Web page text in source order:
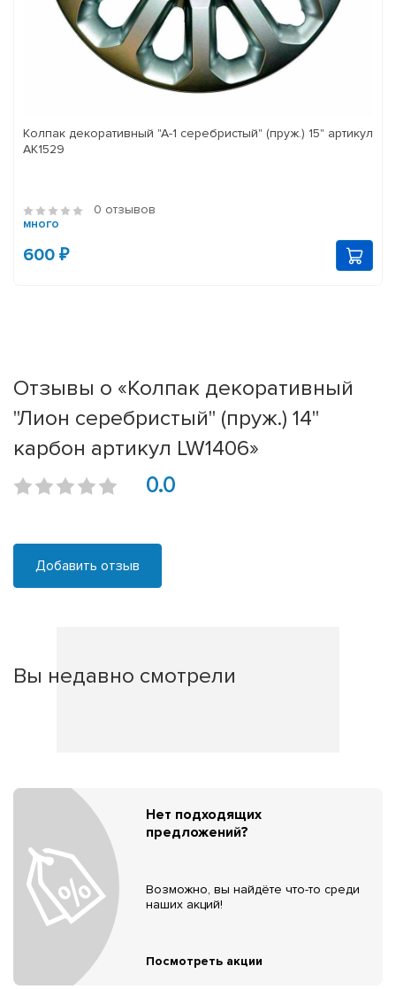
Колпак декоративный "А-1 серебристый" (пруж.) 15" артикул
АК1529
0 отзывов
много
600 ₽
Отзывы о «Колпак декоративный
"Лион серебристый" (пруж.) 14"
карбон артикул LW1406»
0.0
Добавить отзыв
Вы недавно смотрели
Нет подходящих
предложений?
Возможно, вы найдёте что-то среди
наших акций!
Посмотреть акции